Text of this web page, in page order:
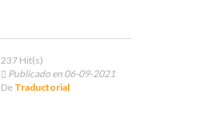
237 Hit(s)
Publicado en 06-09-2021
De Traductorial